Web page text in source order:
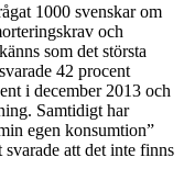
1000 svenskar om
och
som det största
42 procent
i december 2013 och
Samtidigt har
egen konsumtion”
att det inte finns